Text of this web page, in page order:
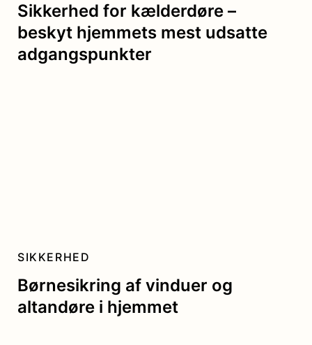
Sikkerhed for kælderdøre –
beskyt hjemmets mest udsatte
adgangspunkter
Børnesikring af vinduer og
altandøre i hjemmet
SIKKERHED